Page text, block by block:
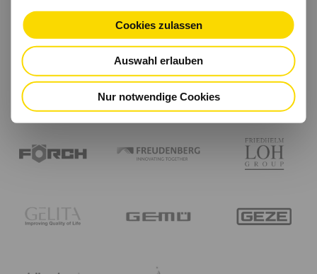
Cookies zulassen
Auswahl erlauben
Nur notwendige Cookies